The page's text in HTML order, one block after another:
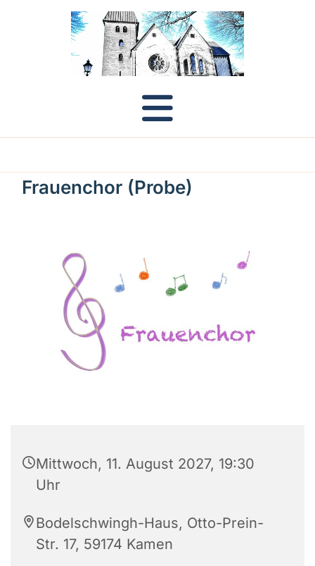
Frauenchor (Probe)
Mittwoch, 11. August 2027, 19:30
Uhr
Bodelschwingh-Haus, Otto-Prein-
Str. 17, 59174 Kamen